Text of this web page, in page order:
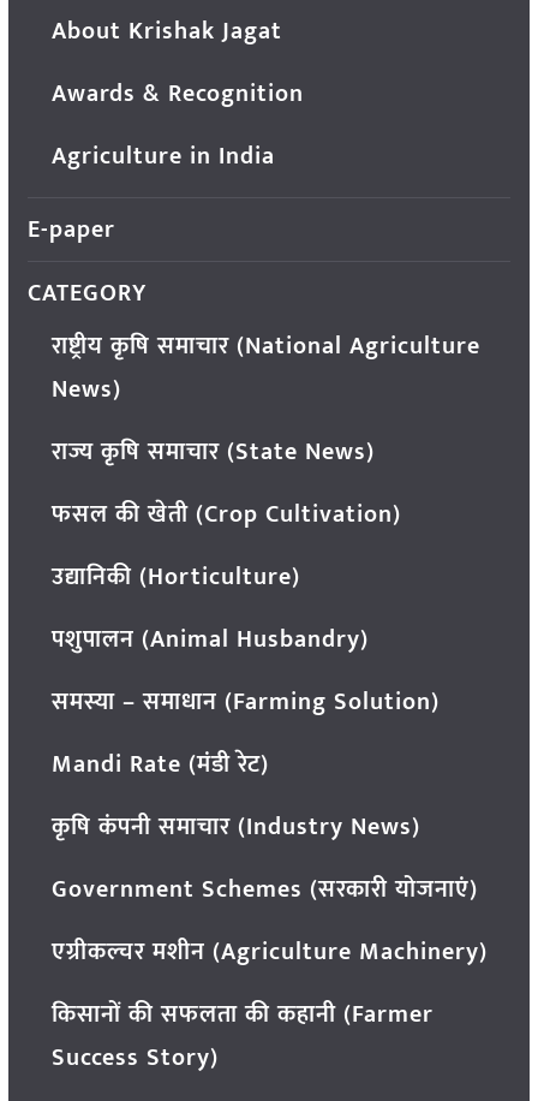
About Krishak Jagat
Awards & Recognition
Agriculture in India
E-paper
CATEGORY
राष्ट्रीय कृषि समाचार (National Agriculture
News)
राज्य कृषि समाचार (State News)
फसल की खेती (Crop Cultivation)
उद्यानिकी (Horticulture)
पशुपालन (Animal Husbandry)
समस्या – समाधान (Farming Solution)
Mandi Rate (मंडी रेट)
कृषि कंपनी समाचार (Industry News)
Government Schemes (सरकारी योजनाएं)
एग्रीकल्चर मशीन (Agriculture Machinery)
किसानों की सफलता की कहानी (Farmer
Success Story)